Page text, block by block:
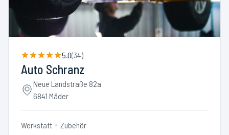
5.0(34)
Auto Schranz
Neue Landstraße 82a
6841 Mäder
Werkstatt Zubehör